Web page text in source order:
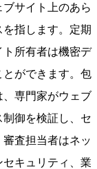
サイト上のあら
指します。定期
所有者は機密デ
ができます。包
専門家がウェブ
御を検証し、セ
査担当者はネッ
セキュリティ、業